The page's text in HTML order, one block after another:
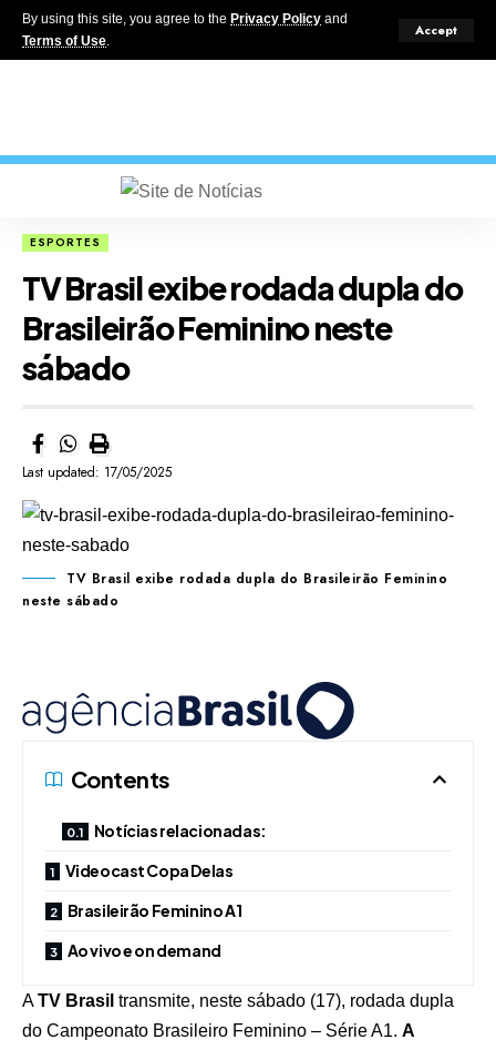
By using this site, you agree to the Privacy Policy and
Terms of Use.
Accept
ESPORTES
TV Brasil exibe rodada dupla do
Brasileirão Feminino neste
sábado
Last updated: 17/05/2025
TV Brasil exibe rodada dupla do Brasileirão Feminino
neste sábado
Contents
Notícias relacionadas:
Videocast Copa Delas
Brasileirão Feminino A1
Ao vivo e on demand
ATV Brasil transmite, neste sábado (17), rodada dupla
do Campeonato Brasileiro Feminino – Série A1. A